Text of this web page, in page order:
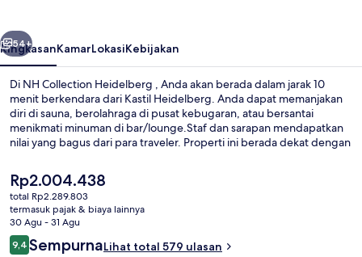
Berikutnya
54+
RingkasanKamarLokasiKebijakan
Di NH Collection Heidelberg , Anda akan berada dalam jarak 10
menit berkendara dari Kastil Heidelberg. Anda dapat memanjakan
diri di sauna, berolahraga di pusat kebugaran, atau bersantai
menikmati minuman di bar/lounge.Staf dan sarapan mendapatkan
nilai yang bagus dari para traveler. Properti ini berada dekat dengan
berjarak 8 menit dan Pemberhentian Trem Stasiun Pusat Heidelberg
(Barat) berjarak 11 menit.
Harga
saat
ini
Rp2.004.438
Rp2.004.438
total Rp2.289.803
termasuk pajak & biaya lainnya
30 Agu - 31 Agu
Ulasan
9,49,4 dari 10
SempurnaLihat total 579 ulasan